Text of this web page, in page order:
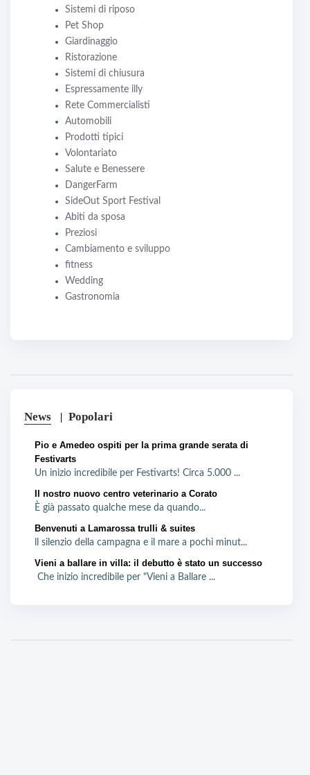
Sistemi di riposo
Pet Shop
Giardinaggio
Ristorazione
Sistemi di chiusura
Espressamente illy
Rete Commercialisti
Automobili
Prodotti tipici
Volontariato
Salute e Benessere
DangerFarm
SideOut Sport Festival
Abiti da sposa
Preziosi
Cambiamento e sviluppo
fitness
Wedding
Gastronomia
News Popolari
Pio e Amedeo ospiti per la prima grande serata di
Festivarts
Un inizio incredibile per Festivarts! Circa 5.000 ...
Il nostro nuovo centro veterinario a Corato
È già passato qualche mese da quando...
Benvenuti a Lamarossa trulli & suites
ll silenzio della campagna e il mare a pochi minut...
Vieni a ballare in villa: il debutto è stato un successo
Che inizio incredibile per "Vieni a Ballare ...